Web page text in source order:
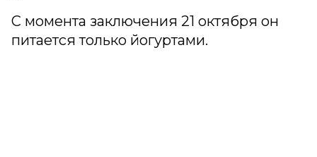
С момента заключения 21 октября он
питается только йогуртами.